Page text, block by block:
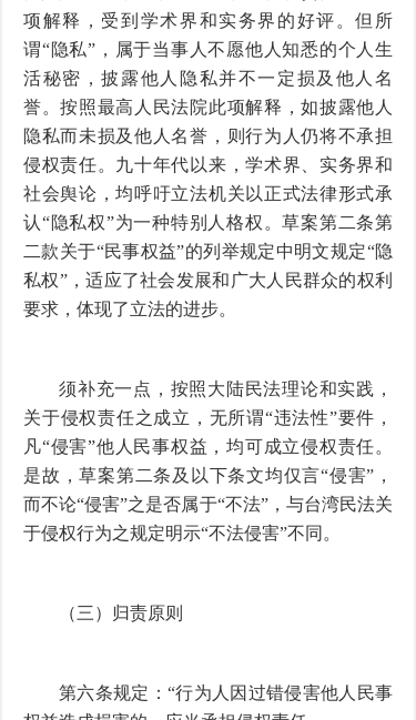
项解释，受到学术界和实务界的好评。但所
谓“隐私”，属于当事人不愿他人知悉的个人生
活秘密，披露他人隐私并不一定损及他人名
誉。按照最高人民法院此项解释，如披露他人
隐私而未损及他人名誉，则行为人仍将不承担
侵权责任。九十年代以来，学术界、实务界和
社会舆论，均呼吁立法机关以正式法律形式承
认“隐私权”为一种特别人格权。草案第二条第
二款关于“民事权益”的列举规定中明文规定“隐
私权”，适应了社会发展和广大人民群众的权利
要求，体现了立法的进步。
须补充一点，按照大陆民法理论和实践，
关于侵权责任之成立，无所谓“违法性”要件，
凡“侵害”他人民事权益，均可成立侵权责任。
是故，草案第二条及以下条文均仅言“侵害”，
而不论“侵害”之是否属于“不法”，与台湾民法关
于侵权行为之规定明示“不法侵害”不同。
（三）归责原则
第六条规定：“行为人因过错侵害他人民事